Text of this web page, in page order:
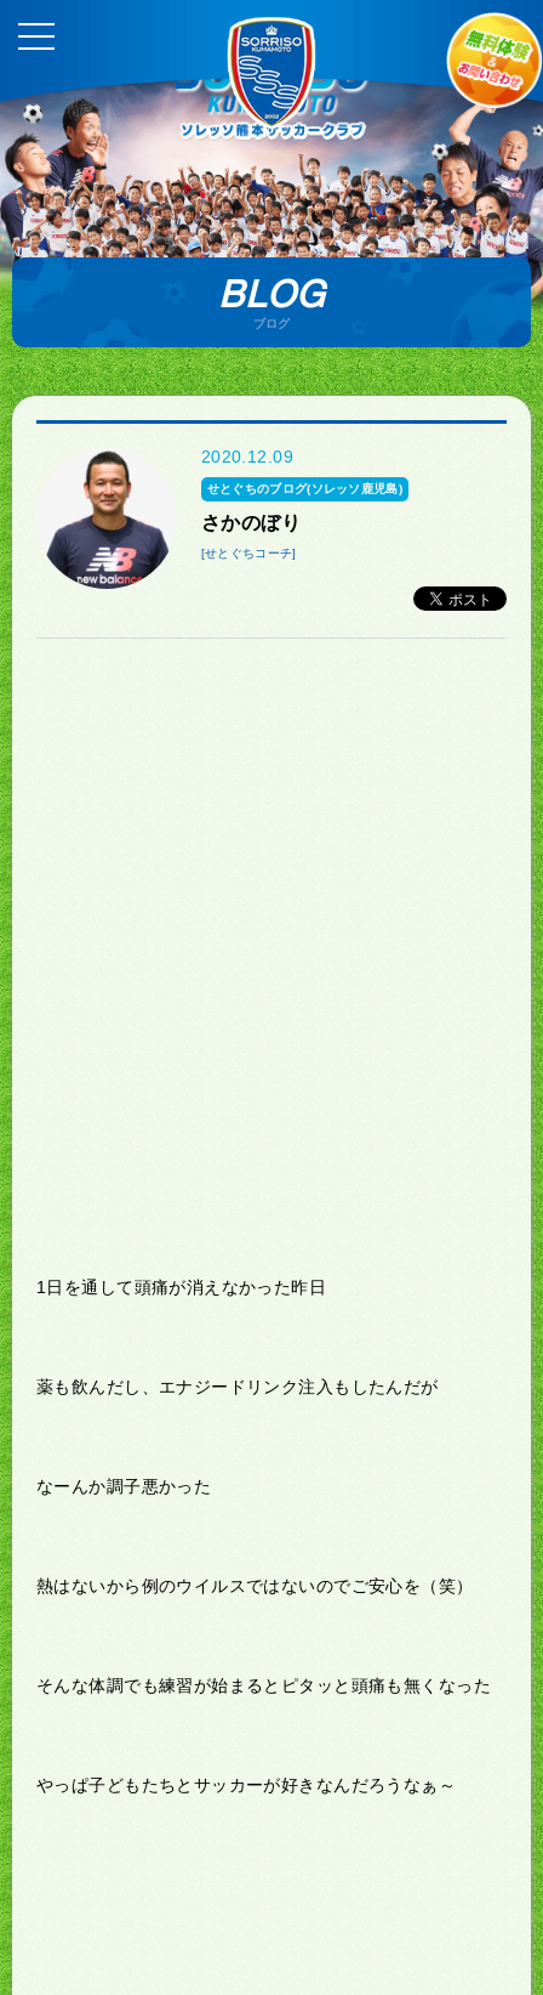
BLOG
ブログ
2020.12.09
せとぐちのブログ(ソレッソ鹿児島)
さかのぼり
[せとぐちコーチ]
1日を通して頭痛が消えなかった昨日
薬も飲んだし、エナジードリンク注入もしたんだが
なーんか調子悪かった
熱はないから例のウイルスではないのでご安心を（笑）
そんな体調でも練習が始まるとピタッと頭痛も無くなった
やっぱ子どもたちとサッカーが好きなんだろうなぁ～